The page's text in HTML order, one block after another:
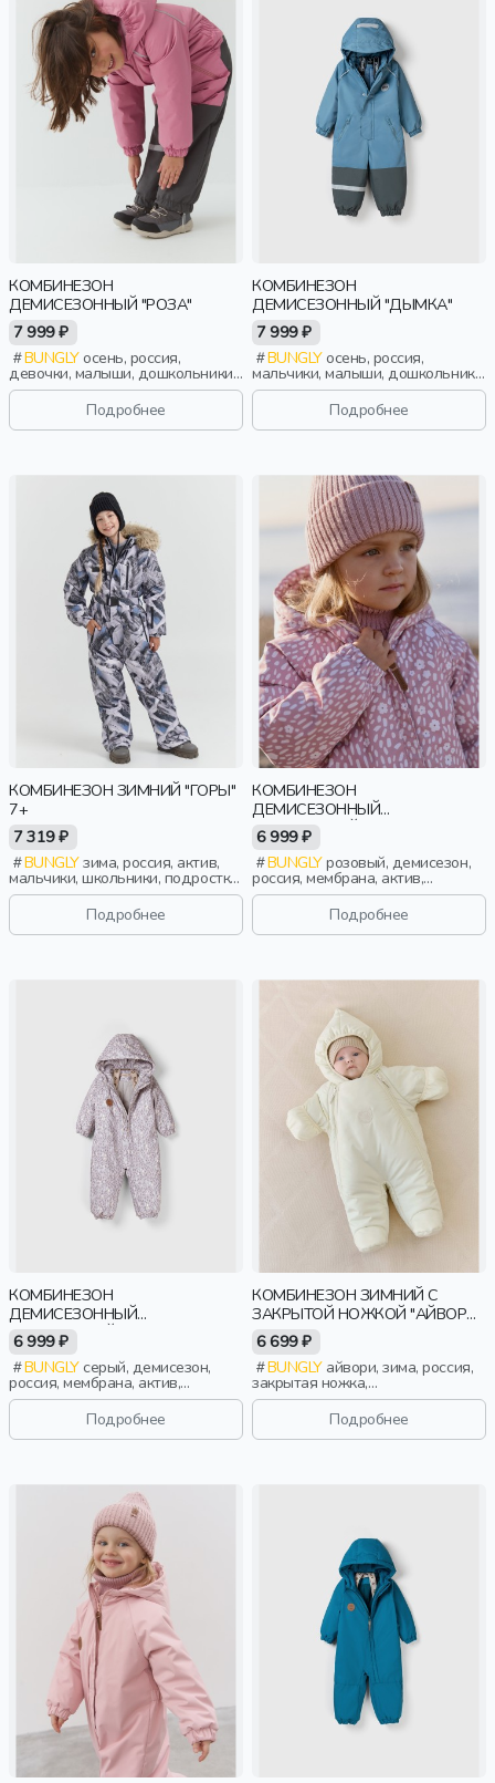
КОМБИНЕЗОН
ДЕМИСЕЗОННЫЙ "РОЗА"
7 999 ₽
BUNGLYосень, россия,
девочки, малыши, дошкольники,
дети
Подробнее
КОМБИНЕЗОН
ДЕМИСЕЗОННЫЙ "ДЫМКА"
7 999 ₽
BUNGLYосень, россия,
мальчики, малыши, дошкольники,
дети
Подробнее
КОМБИНЕЗОН ЗИМНИЙ "ГОРЫ"
7+
7 319 ₽
BUNGLYзима, россия, актив,
мальчики, школьники, подростки,
дети
Подробнее
КОМБИНЕЗОН
ДЕМИСЕЗОННЫЙ
МЕМБРАННЫЙ "СОЛНЕЧНЫЕ
ЗАЙЧИКИ - РОЗОВЫЙ" 0+
6 999 ₽
BUNGLYрозовый, демисезон,
россия, мембрана, актив,
малыши, дети
Подробнее
КОМБИНЕЗОН
ДЕМИСЕЗОННЫЙ
МЕМБРАННЫЙ "СОЛНЕЧНЫЕ
ЗАЙЧИКИ - СЕРЫЙ" 0+
6 999 ₽
BUNGLYсерый, демисезон,
россия, мембрана, актив,
малыши, дети
Подробнее
КОМБИНЕЗОН ЗИМНИЙ С
ЗАКРЫТОЙ НОЖКОЙ "АЙВОРИ"
0+
6 699 ₽
BUNGLYайвори, зима, россия,
закрытая ножка,
новорожденные, дети
Подробнее